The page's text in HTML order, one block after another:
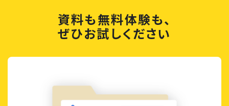
資料も無料体験も、
ぜひお試しください